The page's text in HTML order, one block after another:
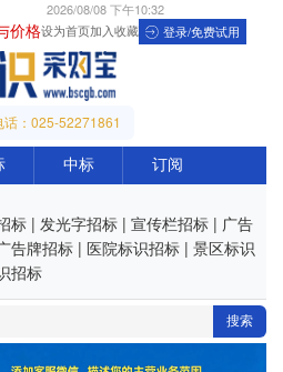
2026/08/08 下午10:32
价格设为首页加入收藏 登录/免费试用
话：025-52271861
中标 订阅
标 发光字招标 宣传栏招标
广告
告牌招标 医院标识招标
景区标识
招标
搜索